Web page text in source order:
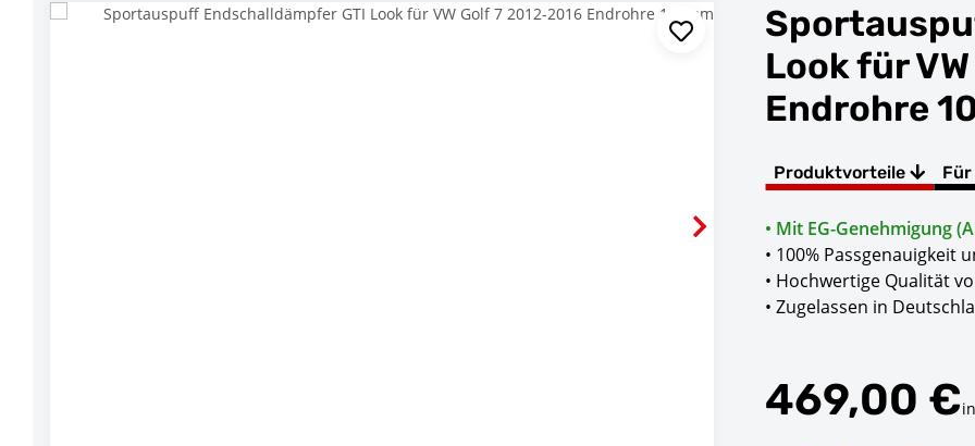
Look für
Endrohre
Produktvorteile
• Mit EG-Genehmigung
• 100% Passgenauigkeit
• Hochwertige Qualität
• Zugelassen in
469,00 €